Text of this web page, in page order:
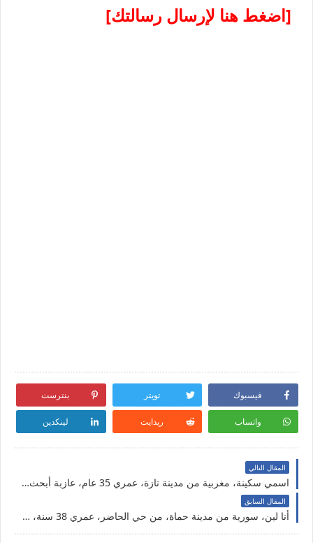
[اضغط هنا لإرسال رسالتك]
فيسبوك تويتر بنترست
واتساب ريدايت لينكدين
المقال التالي
اسمي سكينة، مغربية من مدينة تازة، عمري 35 عام، عازبة أبحث عن شريك الحياة في اسبانيا
المقال السابق
أنا لين، سورية من مدينة حماة، من حي الحاضر، عمري 38 سنة، مطلقة أبحث عن شريك الحياة